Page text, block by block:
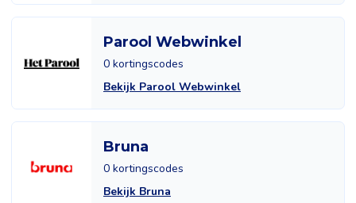
Parool Webwinkel
0 kortingscodes
Bekijk Parool Webwinkel
Bruna
0 kortingscodes
Bekijk Bruna